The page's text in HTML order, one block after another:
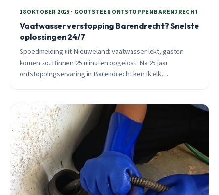
18 OKTOBER 2025 · GOOTSTEEN ONTSTOPPEN BARENDRECHT
Vaatwasser verstopping Barendrecht? Snelste
oplossingen 24/7
Spoedmelding uit Nieuweland: vaatwasser lekt, gasten
komen zo. Binnen 25 minuten opgelost. Na 25 jaar
ontstoppingservaring in Barendrecht ken ik elk